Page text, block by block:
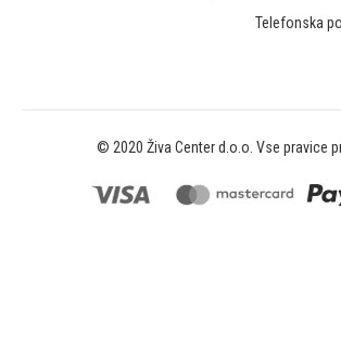
Telefonska
© 2020 Živa Center d.o.o. Vse pravice